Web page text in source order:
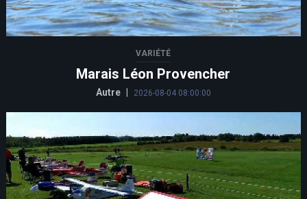
VARIÉTÉ
Marais Léon Provencher
Autre 2026-08-04 08:00:00